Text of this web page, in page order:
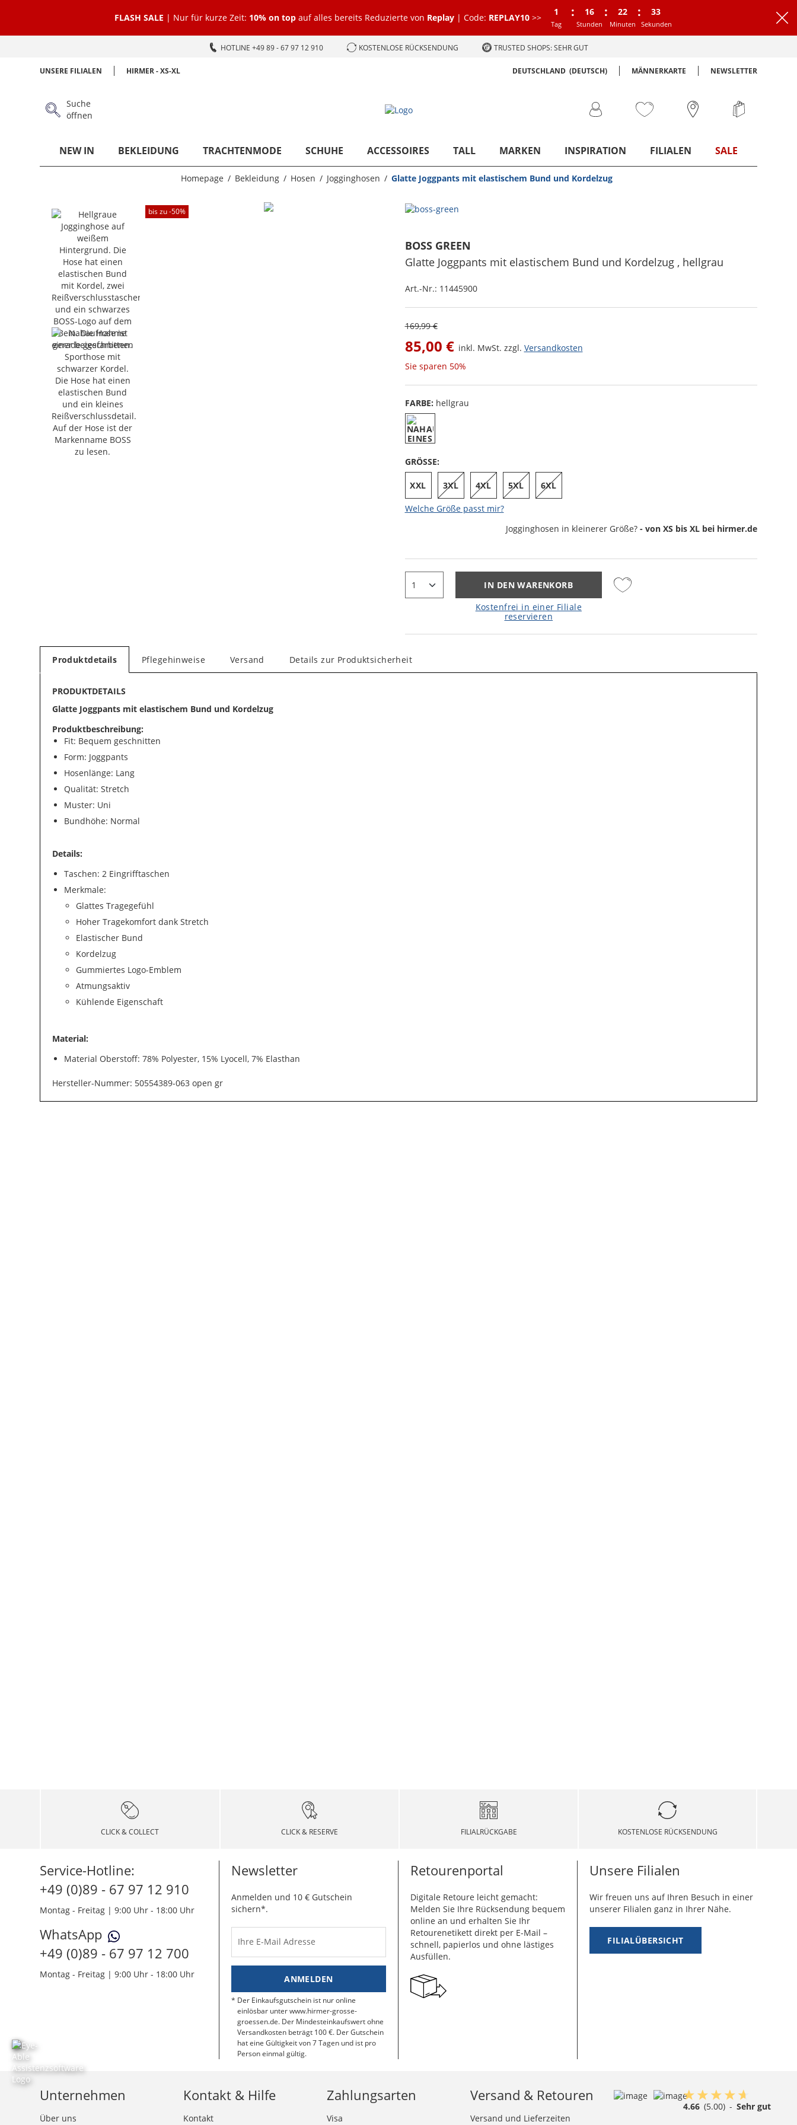
FLASH SALE | Nur für kurze Zeit: 10% on top auf alles bereits Reduzierte von Replay | Code: REPLAY10 >>
1
Tag
: 16
Stunden
: 22
Minuten
: 32
Sekunden
HOTLINE +49 89 - 67 97 12 910 KOSTENLOSE RÜCKSENDUNG TRUSTED SHOPS: SEHR GUT
UNSERE FILIALEN HIRMER - XS-XL DEUTSCHLAND (DEUTSCH) MÄNNERKARTE NEWSLETTER
Suche
öffnen
NEW IN BEKLEIDUNG TRACHTENMODE SCHUHE ACCESSOIRES TALL MARKEN INSPIRATION FILIALEN SALE
Homepage Bekleidung Hosen Jogginghosen Glatte Joggpants mit elastischem Bund und Kordelzug
bis zu -50%
BOSS GREEN
Glatte Joggpants mit elastischem Bund und Kordelzug , hellgrau
Art.-Nr.: 11445900
169,99 €
85,00 € inkl. MwSt. zzgl. Versandkosten
Sie sparen 50%
FARBE: hellgrau
GRÖSSE:
XXL 3XL 4XL 5XL 6XL
Welche Größe passt mir?
Jogginghosen in kleinerer Größe? - von XS bis XL bei hirmer.de
IN DEN WARENKORB
Kostenfrei in einer Filiale
reservieren
Produktdetails Pflegehinweise Versand Details zur Produktsicherheit
PRODUKTDETAILS
Glatte Joggpants mit elastischem Bund und Kordelzug
Produktbeschreibung:
Fit: Bequem geschnitten
Form: Joggpants
Hosenlänge: Lang
Qualität: Stretch
Muster: Uni
Bundhöhe: Normal
Details:
Taschen: 2 Eingrifftaschen
Merkmale:
Glattes Tragegefühl
Hoher Tragekomfort dank Stretch
Elastischer Bund
Kordelzug
Gummiertes Logo-Emblem
Atmungsaktiv
Kühlende Eigenschaft
Material:
Material Oberstoff: 78% Polyester, 15% Lyocell, 7% Elasthan
Hersteller-Nummer: 50554389-063 open gr
CLICK & COLLECT CLICK & RESERVE FILIALRÜCKGABE KOSTENLOSE RÜCKSENDUNG
Service-Hotline:
+49 (0)89 - 67 97 12 910
Montag - Freitag | 9:00 Uhr - 18:00 Uhr
WhatsApp
+49 (0)89 - 67 97 12 700
Montag - Freitag | 9:00 Uhr - 18:00 Uhr
Newsletter
Anmelden und 10 € Gutschein
sichern*.
Ihre E-Mail Adresse
ANMELDEN
Der Einkaufsgutschein ist nur online
einlösbar unter www.hirmer-grosse-
groessen.de. Der Mindesteinkaufswert ohne
Versandkosten beträgt 100 €. Der Gutschein
hat eine Gültigkeit von 7 Tagen und ist pro
Person einmal gültig.
Retourenportal
Digitale Retoure leicht gemacht:
Melden Sie Ihre Rücksendung bequem
online an und erhalten Sie Ihr
Retourenetikett direkt per E-Mail –
schnell, papierlos und ohne lästiges
Ausfüllen.
Unsere Filialen
Wir freuen uns auf Ihren Besuch in einer
unserer Filialen ganz in Ihrer Nähe.
FILIALÜBERSICHT
Unternehmen
Über uns
Kontakt & Hilfe
Kontakt
Zahlungsarten
Visa
Versand & Retouren
Versand und Lieferzeiten
4.66 (5.00) - Sehr gut